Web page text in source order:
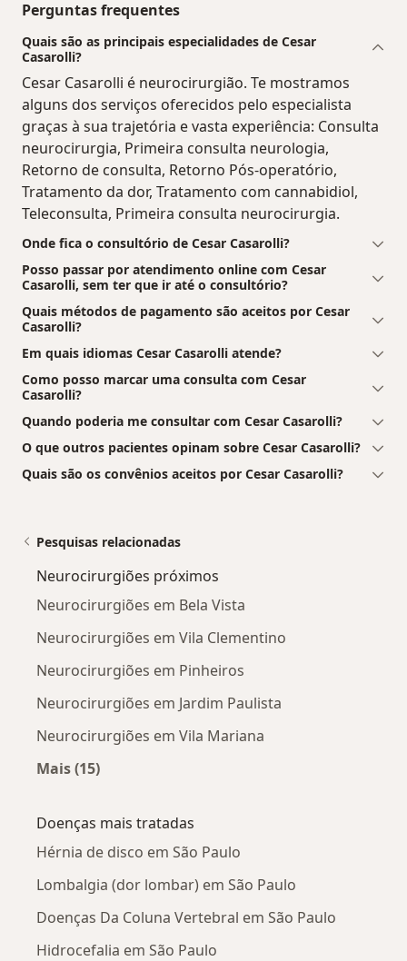
Perguntas frequentes
Quais são as principais especialidades de Cesar
Casarolli?
Cesar Casarolli é neurocirurgião. Te mostramos
alguns dos serviços oferecidos pelo especialista
graças à sua trajetória e vasta experiência: Consulta
neurocirurgia, Primeira consulta neurologia,
Retorno de consulta, Retorno Pós-operatório,
Tratamento da dor, Tratamento com cannabidiol,
Teleconsulta, Primeira consulta neurocirurgia.
Onde fica o consultório de Cesar Casarolli?
Posso passar por atendimento online com Cesar
Casarolli, sem ter que ir até o consultório?
Quais métodos de pagamento são aceitos por Cesar
Casarolli?
Em quais idiomas Cesar Casarolli atende?
Como posso marcar uma consulta com Cesar
Casarolli?
Quando poderia me consultar com Cesar Casarolli?
O que outros pacientes opinam sobre Cesar Casarolli?
Quais são os convênios aceitos por Cesar Casarolli?
Pesquisas relacionadas
Neurocirurgiões próximos
Neurocirurgiões em Bela Vista
Neurocirurgiões em Vila Clementino
Neurocirurgiões em Pinheiros
Neurocirurgiões em Jardim Paulista
Neurocirurgiões em Vila Mariana
Mais (15)
Doenças mais tratadas
Hérnia de disco em São Paulo
Lombalgia (dor lombar) em São Paulo
Doenças Da Coluna Vertebral em São Paulo
Hidrocefalia em São Paulo